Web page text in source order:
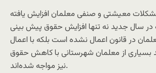
معیشتی و صنفی معلمان افزایش یافته
در سال جدید نه تنها افزایش حقوق پیش بینی
در قانون اعمال نشده است بلکه با اعمال
از معلمان شهرستانی با کاهش حقوق
نیز مواجه شده‌اند.